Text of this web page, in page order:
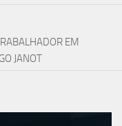
EM
JANOT